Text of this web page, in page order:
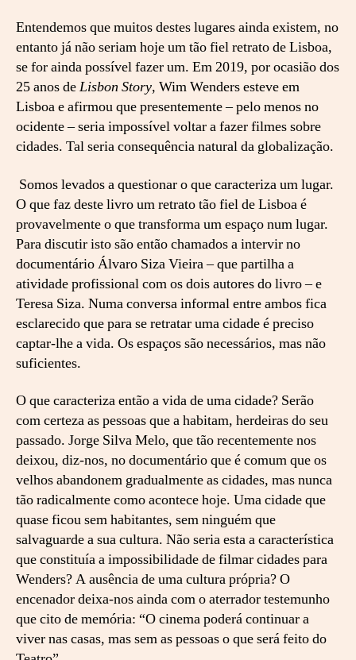
Entendemos que muitos destes lugares ainda existem, no
entanto já não seriam hoje um tão fiel retrato de Lisboa,
se for ainda possível fazer um. Em 2019, por ocasião dos
25 anos deLisbon Story, Wim Wenders esteve em
Lisboa e afirmou que presentemente – pelo menos no
ocidente – seria impossível voltar a fazer filmes sobre
cidades. Tal seria consequência natural da globalização.
Somos levados a questionar o que caracteriza um lugar.
O que faz deste livro um retrato tão fiel de Lisboa é
provavelmente o que transforma um espaço num lugar.
Para discutir isto são então chamados a intervir no
documentário Álvaro Siza Vieira – que partilha a
atividade profissional com os dois autores do livro – e
Teresa Siza. Numa conversa informal entre ambos fica
esclarecido que para se retratar uma cidade é preciso
captar-lhe a vida. Os espaços são necessários, mas não
suficientes.
O que caracteriza então a vida de uma cidade? Serão
com certeza as pessoas que a habitam, herdeiras do seu
passado. Jorge Silva Melo, que tão recentemente nos
deixou, diz-nos, no documentário que é comum que os
velhos abandonem gradualmente as cidades, mas nunca
tão radicalmente como acontece hoje. Uma cidade que
quase ficou sem habitantes, sem ninguém que
salvaguarde a sua cultura. Não seria esta a característica
que constituía a impossibilidade de filmar cidades para
Wenders? A ausência de uma cultura própria? O
encenador deixa-nos ainda com o aterrador testemunho
que cito de memória: “O cinema poderá continuar a
viver nas casas, mas sem as pessoas o que será feito do